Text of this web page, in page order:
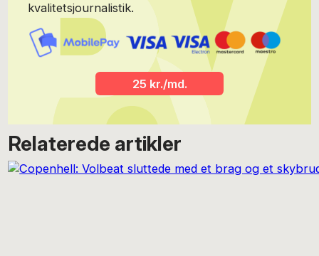
kvalitetsjournalistik.
25 kr./md.
Relaterede artikler